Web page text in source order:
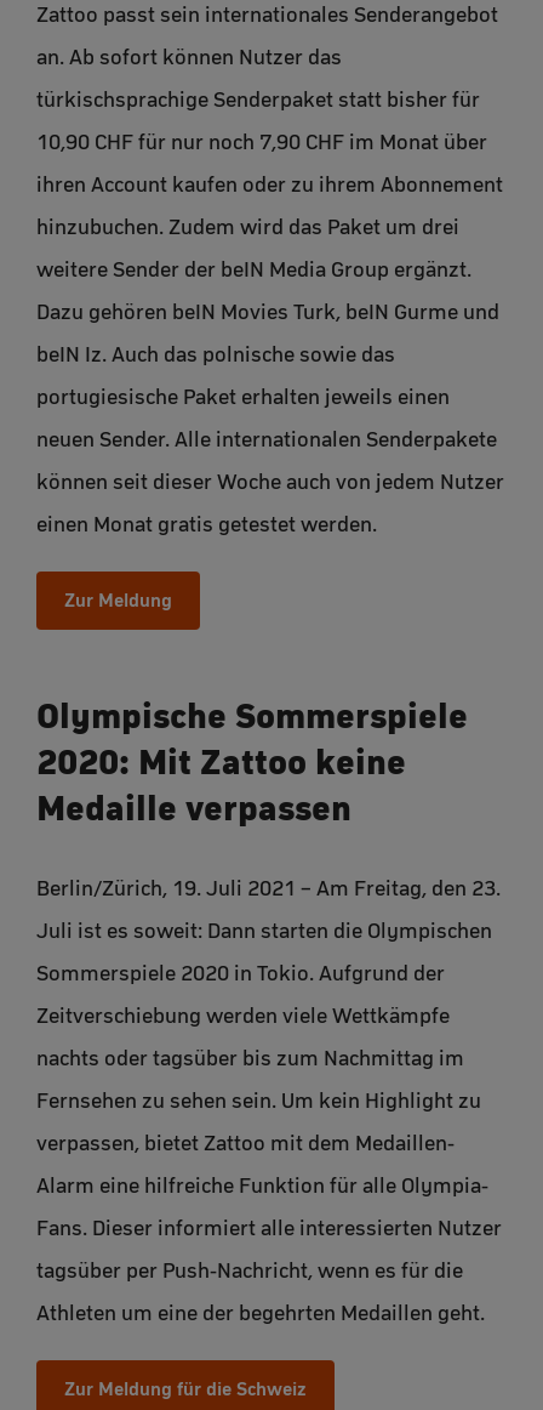
Zattoo passt sein internationales Senderangebot
an. Ab sofort können Nutzer das
türkischsprachige Senderpaket statt bisher für
10,90 CHF für nur noch 7,90 CHF im Monat über
ihren Account kaufen oder zu ihrem Abonnement
hinzubuchen. Zudem wird das Paket um drei
weitere Sender der beIN Media Group ergänzt.
Dazu gehören beIN Movies Turk, beIN Gurme und
beIN Iz. Auch das polnische sowie das
portugiesische Paket erhalten jeweils einen
neuen Sender. Alle internationalen Senderpakete
können seit dieser Woche auch von jedem Nutzer
einen Monat gratis getestet werden.
Zur Meldung
Olympische Sommerspiele
2020: Mit Zattoo keine
Medaille verpassen
Berlin/Zürich, 19. Juli 2021 – Am Freitag, den 23.
Juli ist es soweit: Dann starten die Olympischen
Sommerspiele 2020 in Tokio. Aufgrund der
Zeitverschiebung werden viele Wettkämpfe
nachts oder tagsüber bis zum Nachmittag im
Fernsehen zu sehen sein. Um kein Highlight zu
verpassen, bietet Zattoo mit dem Medaillen-
Alarm eine hilfreiche Funktion für alle Olympia-
Fans. Dieser informiert alle interessierten Nutzer
tagsüber per Push-Nachricht, wenn es für die
Athleten um eine der begehrten Medaillen geht.
Zur Meldung für die Schweiz